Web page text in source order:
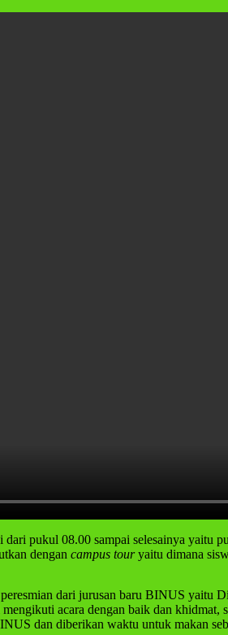
dari pukul 08.00 sampai selesainya
dengan campus touryaitu dimana
dari jurusan baru BINUS yaitu
acara dengan baik dan
dan diberikan waktu untuk makan